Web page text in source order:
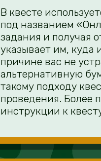
В квесте
под названием
задания и получая
указывает им, куда
причине вас не
альтернативную
такому подходу
проведения. Более
инструкции к